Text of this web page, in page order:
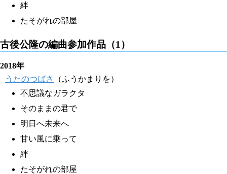
絆
たそがれの部屋
古後公隆の編曲参加作品（1）
2018年
うたのつばさ
（ふうかまりを）
不思議なガラクタ
そのままの君で
明日へ未来へ
甘い風に乗って
絆
たそがれの部屋